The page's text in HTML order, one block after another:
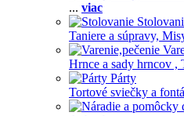
... viac
Taniere a súpravy,
Hrnce a sady hrncov ,
Párty
Tortové sviečky a